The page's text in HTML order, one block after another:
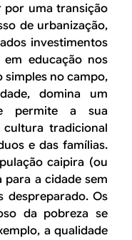
por uma transição
de urbanização,
investimentos
educação nos
simples no campo,
domina um
permite a sua
tradicional
e das famílias.
caipira (ou
a cidade sem
despreparado. Os
da pobreza se
a qualidade